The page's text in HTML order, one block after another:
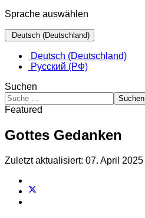
Sprache auswählen
Deutsch (Deutschland)
Deutsch (Deutschland)
Русский (РФ)
Suchen
Suchen
Featured
Gottes Gedanken
Zuletzt aktualisiert: 07. April 2025